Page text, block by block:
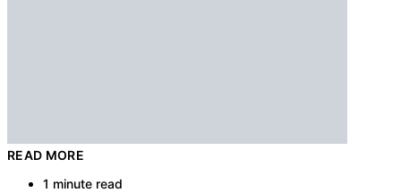
READ MORE
1 minute read